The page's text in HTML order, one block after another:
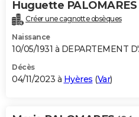
Huguette PALOMARES
Créer une cagnotte obsèques
Naissance
10/05/1931 à DEPARTEMENT
Décès
04/11/2023 à Hyères (Var)